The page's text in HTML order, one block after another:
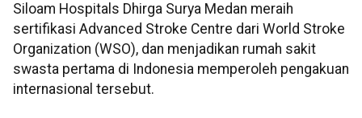
Siloam Hospitals Dhirga Surya Medan meraih
sertifikasi Advanced Stroke Centre dari World Stroke
Organization (WSO), dan menjadikan rumah sakit
swasta pertama di Indonesia memperoleh pengakuan
internasional tersebut.